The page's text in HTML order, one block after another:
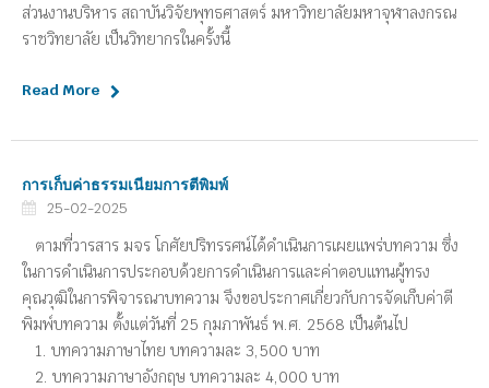
ส่วนงานบริหาร สถาบันวิจัยพุทธศาสตร์ มหาวิทยาลัยมหาจุฬาลงกรณ
ราชวิทยาลัย เป็นวิทยากรในครั้งนี้
Read More
การเก็บค่าธรรมเนียมการตีพิมพ์
25-02-2025
ตามที่วารสาร มจร โกศัยปริทรรศน์ได้ดำเนินการเผยแพร่บทความ ซึ่ง
ในการดำเนินการประกอบด้วยการดำเนินการและค่าตอบแทนผู้ทรง
คุณวุฒิในการพิจารณาบทความ จึงขอประกาศเกี่ยวกับการจัดเก็บค่าตี
พิมพ์บทความ ตั้งแต่วันที่ 25 กุมภาพันธ์ พ.ศ. 2568 เป็นต้นไป
1. บทความภาษาไทย บทความละ 3,500 บาท
2. บทความภาษาอังกฤษ บทความละ 4,000 บาท